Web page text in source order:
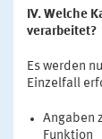
IV. Welche
verarbeitet?
Es werden
Einzelfall
Angaben
Funktion